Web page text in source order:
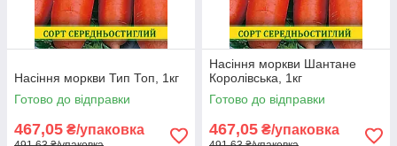
Насіння моркви Тип Топ, 1кг
Готово до відправки
467,05 ₴/упаковка
Насіння моркви Шантане
Королівська, 1кг
Готово до відправки
467,05 ₴/упаковка